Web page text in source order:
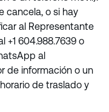
cancela, o si hay
al Representante
+1 604.988.7639 o
al
de información o un
de traslado y